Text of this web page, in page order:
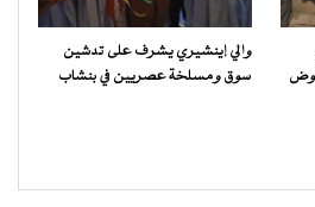
والي إينشيري يشرف على تدشين
سوق ومسلخة عصريين في بنشاب